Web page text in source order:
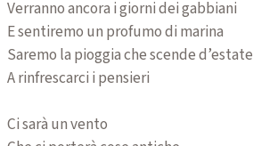
Verranno ancora i giorni dei gabbiani
E sentiremo un profumo di marina
Saremo la pioggia che scende d’estate
A rinfrescarci i pensieri
Ci sarà un vento